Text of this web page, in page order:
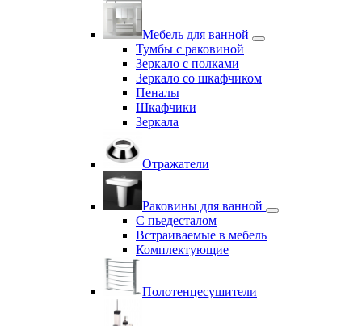
Мебель для ванной
Тумбы с раковиной
Зеркало с полками
Зеркало со шкафчиком
Пеналы
Шкафчики
Зеркала
Отражатели
Раковины для ванной
С пьедесталом
Встраиваемые в мебель
Комплектующие
Полотенцесушители